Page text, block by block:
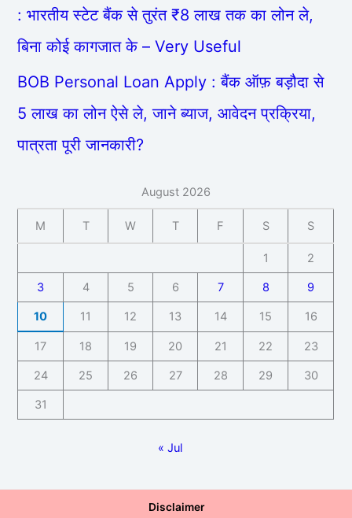
: भारतीय स्टेट बैंक से तुरंत ₹8 लाख तक का लोन ले,
बिना कोई कागजात के – Very Useful
BOB Personal Loan Apply : बैंक ऑफ़ बड़ौदा से
5 लाख का लोन ऐसे ले, जाने ब्याज, आवेदन प्रक्रिया,
पात्रता पूरी जानकारी?
August 2026
M T W T F S S
1 2
3 4 5 6 7 8 9
10 11 12 13 14 15 16
17 18 19 20 21 22 23
24 25 26 27 28 29 30
31
« Jul
Disclaimer